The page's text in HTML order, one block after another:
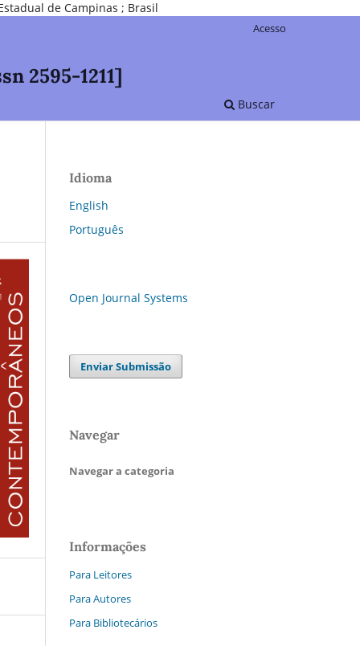
de Campinas ; Brasil
2595-1211]
Buscar
Acesso
Idioma
English
Português
Open Journal Systems
Enviar Submissão
Navegar
Navegar a categoria
Informações
Para Leitores
Para Autores
Para Bibliotecários